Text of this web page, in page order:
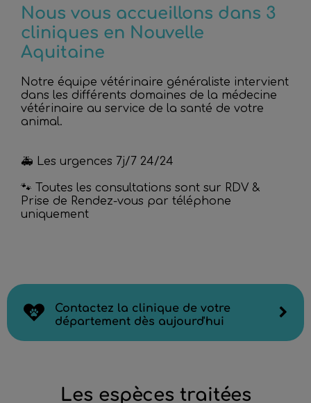
Nous vous accueillons dans 3
cliniques en Nouvelle
Aquitaine
Notre équipe vétérinaire généraliste intervient
dans les différents domaines de la médecine
vétérinaire au service de la santé de votre
animal.
🚑 Les urgences 7j/7 24/24
🐾 Toutes les consultations sont sur RDV &
Prise de Rendez-vous par téléphone
uniquement
Contactez la clinique de votre
département dès aujourd'hui
Les espèces traitées